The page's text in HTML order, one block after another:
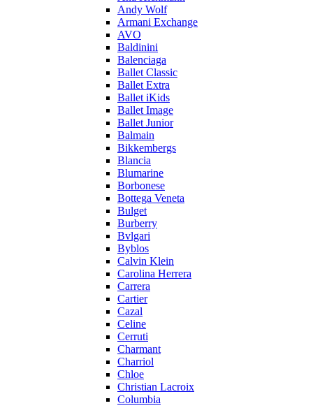
Andy Wolf
Armani Exchange
AVO
Baldinini
Balenciaga
Ballet Classic
Ballet Extra
Ballet iKids
Ballet Image
Ballet Junior
Balmain
Bikkembergs
Blancia
Blumarine
Borbonese
Bottega Veneta
Bulget
Burberry
Bvlgari
Byblos
Calvin Klein
Carolina Herrera
Carrera
Cartier
Cazal
Celine
Cerruti
Charmant
Charriol
Chloe
Christian Lacroix
Columbia